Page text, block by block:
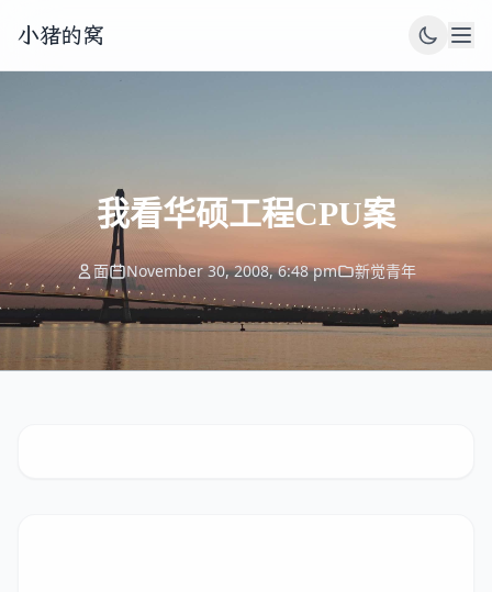
小猪的窝
我看华硕工程CPU案
面 November 30, 2008, 6:48 pm 新觉青年